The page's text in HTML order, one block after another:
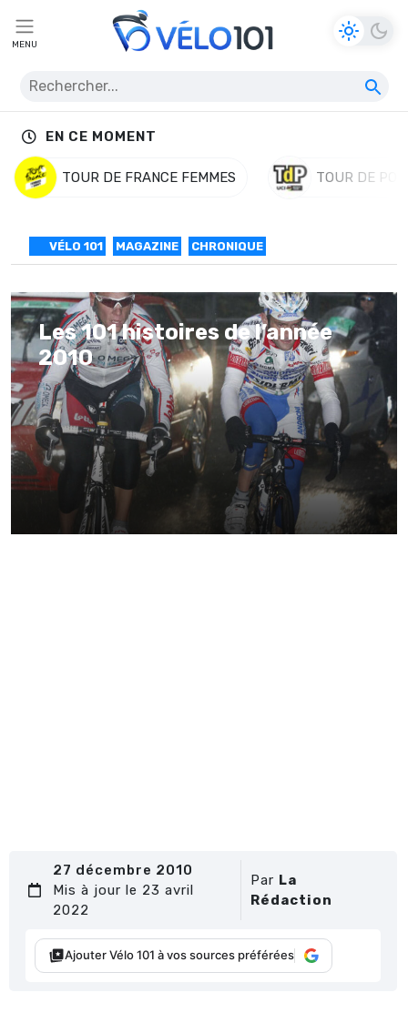
MENU
EN CE MOMENT
TOUR DE FRANCE FEMMES TOUR DE
VÉLO 101 MAGAZINE CHRONIQUE
Les 101 histoires de l’année
2010
27 décembre 2010
Mis à jour le 23 avril
2022
Par La
Rédaction
Ajouter Vélo 101 à vos sources préférées